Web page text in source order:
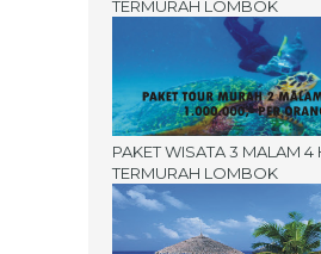
TERMURAH LOMBOK
PAKET WISATA 3 MALAM 4
TERMURAH LOMBOK